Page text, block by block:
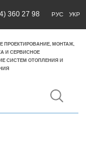
360 27 98 РУС УКР
ПРОЕКТИРОВАНИЕ, МОНТАЖ,
И СЕРВИСНОЕ
СИСТЕМ ОТОПЛЕНИЯ И